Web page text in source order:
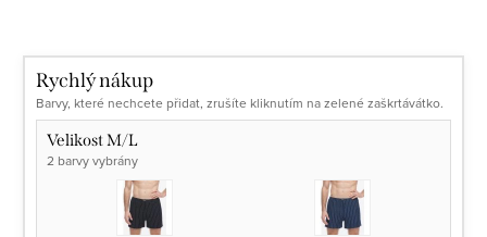
Rychlý nákup
Barvy, které nechcete přidat, zrušíte kliknutím na zelené zaškrtávátko.
Velikost M/L
2 barvy vybrány